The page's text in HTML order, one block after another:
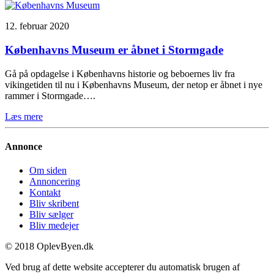
12. februar 2020
Københavns Museum er åbnet i Stormgade
Gå på opdagelse i Københavns historie og beboernes liv fra
vikingetiden til nu i Københavns Museum, der netop er åbnet i nye
rammer i Stormgade….
Læs mere
Annonce
Om siden
Annoncering
Kontakt
Bliv skribent
Bliv sælger
Bliv medejer
© 2018 OplevByen.dk
Ved brug af dette website accepterer du automatisk brugen af